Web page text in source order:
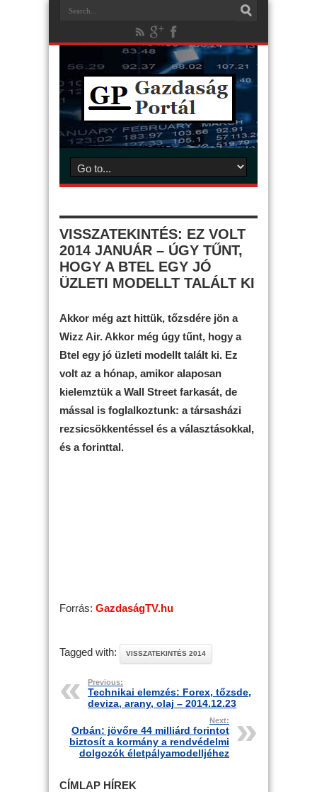
VISSZATEKINTÉS: EZ VOLT
2014 JANUÁR – ÚGY TŰNT,
HOGY A BTEL EGY JÓ
ÜZLETI MODELLT TALÁLT KI
Akkor még azt hittük, tőzsdére jön a
Wizz Air. Akkor még úgy tűnt, hogy a
Btel egy jó üzleti modellt talált ki. Ez
volt az a hónap, amikor alaposan
kielemztük a Wall Street farkasát, de
mással is foglalkoztunk: a társasházi
rezsicsökkentéssel és a választásokkal,
és a forinttal.
Forrás: GazdaságTV.hu
Tagged with: VISSZATEKINTÉS 2014
Previous:
Technikai elemzés: Forex, tőzsde,
deviza, arany, olaj – 2014.12.23
Next:
Orbán: jövőre 44 milliárd forintot
biztosít a kormány a rendvédelmi
dolgozók életpályamodelljéhez
CÍMLAP HÍREK